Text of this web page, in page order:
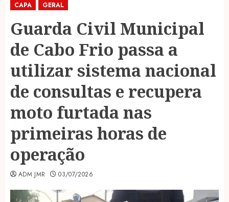
CAPA GERAL
Guarda Civil Municipal
de Cabo Frio passa a
utilizar sistema nacional
de consultas e recupera
moto furtada nas
primeiras horas de
operação
ADM JMR 03/07/2026